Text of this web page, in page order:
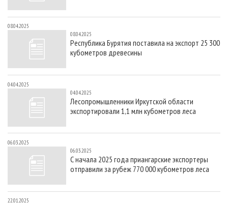
08.04.2025
08.04.2025
Республика Бурятия поставила на экспорт 25 300
кубометров древесины
04.04.2025
04.04.2025
Лесопромышленники Иркутской области
экспортировали 1,1 млн кубометров леса
06.03.2025
06.03.2025
С начала 2025 года приангарские экспортеры
отправили за рубеж 770 000 кубометров леса
22.01.2025